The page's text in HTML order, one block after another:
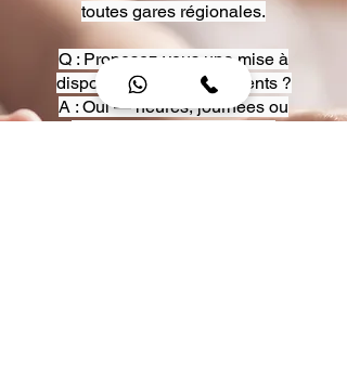
toutes gares régionales.
Q : Proposez-vous une mise à
disposition pour événements ?
A : Oui — heures, journées ou